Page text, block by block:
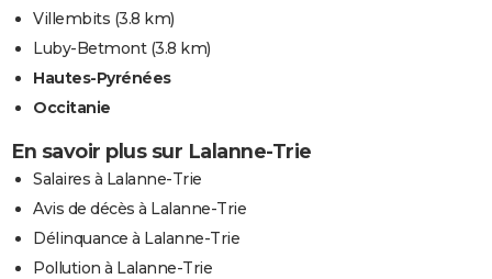
Villembits (3.8 km)
Luby-Betmont(3.8 km)
Hautes-Pyrénées
Occitanie
En savoir plus sur Lalanne-Trie
Salaires à Lalanne-Trie
Avis de décès à Lalanne-Trie
Délinquance à Lalanne-Trie
Pollution à Lalanne-Trie